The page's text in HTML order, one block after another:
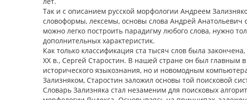
Так и с описанием русской морфологии Андреем
словоформы, лексемы, основы слова Андрей Анатольевич
можно легко построить парадигму любого слова, нужно
дополнительных характеристик.
Как только классификация ста тысяч слов была
ХХ в., Сергей Старостин. В нашей стране он был главным
исторического языкознания, но и новомодным
Зализняком, Старостин заложил основы той поисковой
Словарь Зализняка стал незаменим для поисковых